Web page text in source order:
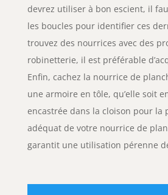
devrez utiliser à bon escient, il
les boucles pour identifier ces
trouvez des nourrices avec des
robinetterie, il est préférable
Enfin, cachez la nourrice de
une armoire en tôle, qu’elle soit
encastrée dans la cloison pour la
adéquat de votre nourrice de
garantit une utilisation pérenne